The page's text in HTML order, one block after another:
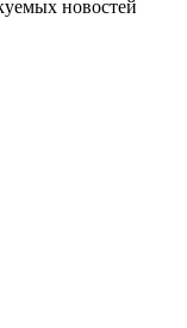
новостей